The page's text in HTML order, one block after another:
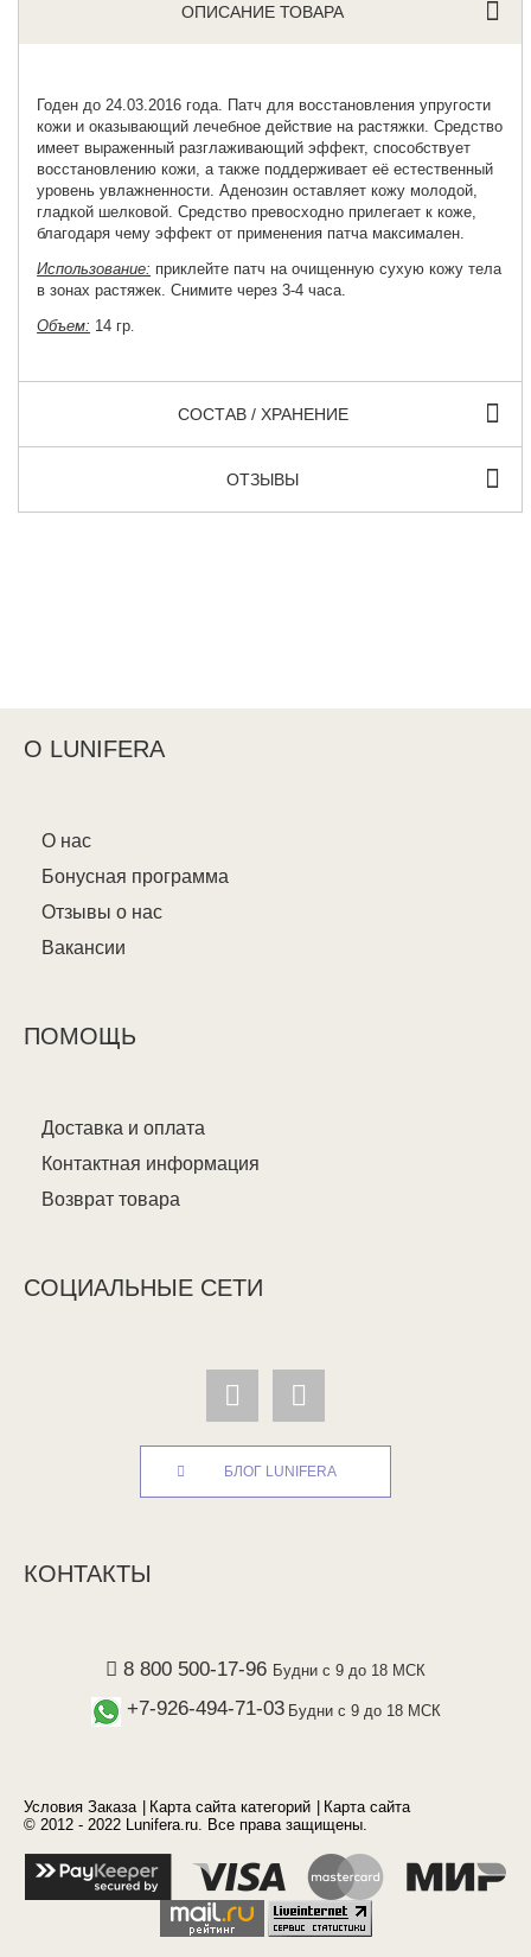
ОПИСАНИЕ ТОВАРА
Годен до 24.03.2016 года. Патч для восстановления упругости
кожи и оказывающий лечебное действие на растяжки. Средство
имеет выраженный разглаживающий эффект, способствует
восстановлению кожи, а также поддерживает её естественный
уровень увлажненности. Аденозин оставляет кожу молодой,
гладкой шелковой. Средство превосходно прилегает к коже,
благодаря чему эффект от применения патча максимален.
Использование: приклейте патч на очищенную сухую кожу тела
в зонах растяжек. Снимите через 3-4 часа.
Объем: 14 гр
СОСТАВ / ХРАНЕНИЕ
ОТЗЫВЫ
О LUNIFERA
О нас
Бонусная программа
Отзывы о нас
Вакансии
ПОМОЩЬ
Доставка и оплата
Контактная информация
Возврат товара
СОЦИАЛЬНЫЕ СЕТИ
БЛОГ LUNIFERA
КОНТАКТЫ
8 800 500-17-96 Будни с 9 до 18 МСК
+7-926-494-71-03 Будни с 9 до 18 МСК
Условия Заказа Карта сайта категорий
Карта сайта
© 2012 - 2022 Lunifera.ru. Все права защищены.